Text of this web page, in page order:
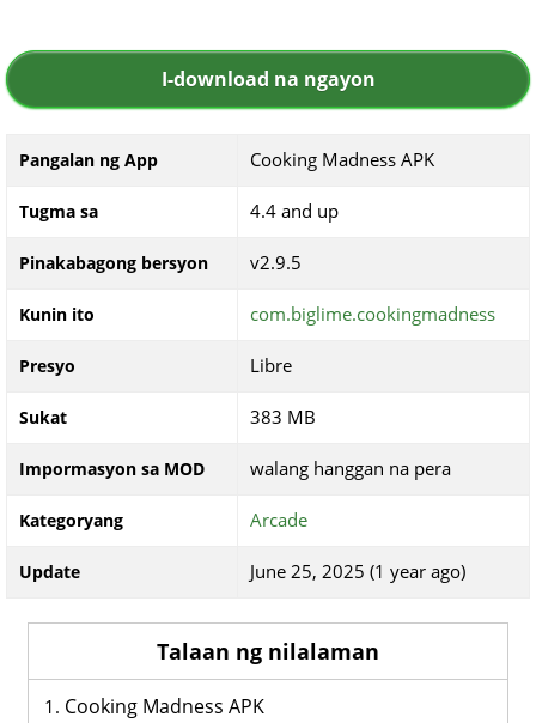
I-download na ngayon
Pangalan ng App Cooking Madness APK
Tugma sa 4.4 and up
Pinakabagong bersyon v2.9.5
Kunin ito com.biglime.cookingmadness
Presyo Libre
Sukat 383 MB
Impormasyon sa MOD walang hanggan na pera
Kategoryang Arcade
Update June 25, 2025 (1 year ago)
Talaan ng nilalaman
Cooking Madness APK